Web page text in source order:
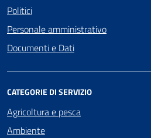
Politici
Personale amministrativo
Documenti e Dati
CATEGORIE DI SERVIZIO
Agricoltura e pesca
Ambiente